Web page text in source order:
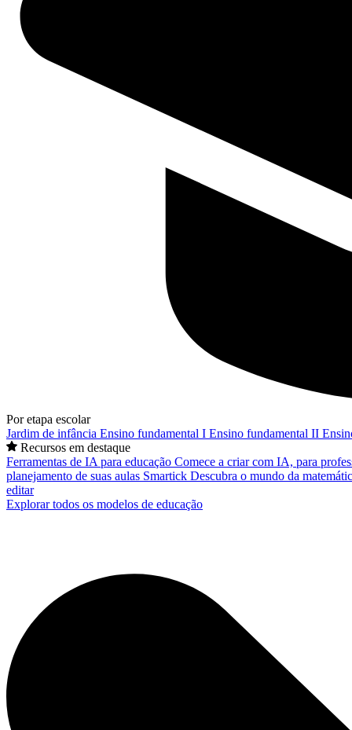
Por etapa escolar
Jardim de infância Ensino fundamental I Ensino fundamental II
Recursos em destaque
Ferramentas de IA para educação Comece a criar com IA, para
planejamento de suas aulas Smartick Descubra o mundo da
editar
Explorar todos os modelos de educação